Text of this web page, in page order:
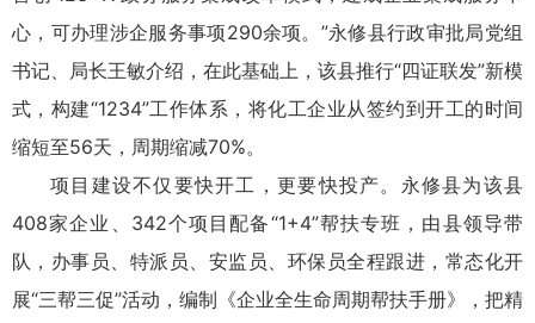
心，可办理涉企服务事项290余项。”永修县行政审批局党组
书记、局长王敏介绍，在此基础上，该县推行“四证联发”新模
式，构建“1234”工作体系，将化工企业从签约到开工的时间
缩短至56天，周期缩减70%。
项目建设不仅要快开工，更要快投产。永修县为该县
408家企业、342个项目配备“1+4”帮扶专班，由县领导带
队，办事员、特派员、安监员、环保员全程跟进，常态化开
展“三帮三促”活动，编制《企业全生命周期帮扶手册》，把精